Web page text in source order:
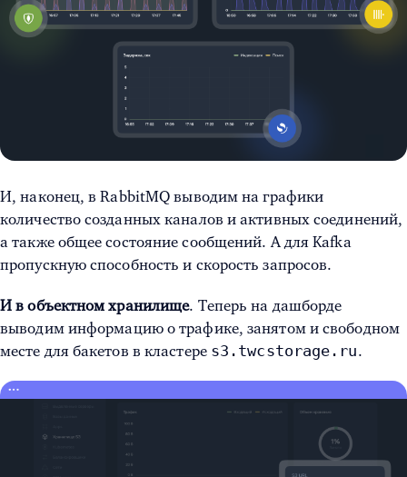
И, наконец, в RabbitMQ выводим на графики
количество созданных каналов и активных соединений,
а также общее состояние сообщений. А для Kafka
пропускную способность и скорость запросов.
И в объектном хранилище. Теперь на дашборде
выводим информацию о трафике, занятом и свободном
месте для бакетов в кластере s3.twcstorage.ru.